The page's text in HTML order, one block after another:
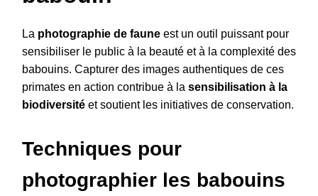
La photographie de faune est un outil puissant pour
sensibiliser le public à la beauté et à la complexité des
babouins. Capturer des images authentiques de ces
primates en action contribue à la sensibilisation à la
biodiversité et soutient les initiatives de conservation.
Techniques pour
photographier les babouins